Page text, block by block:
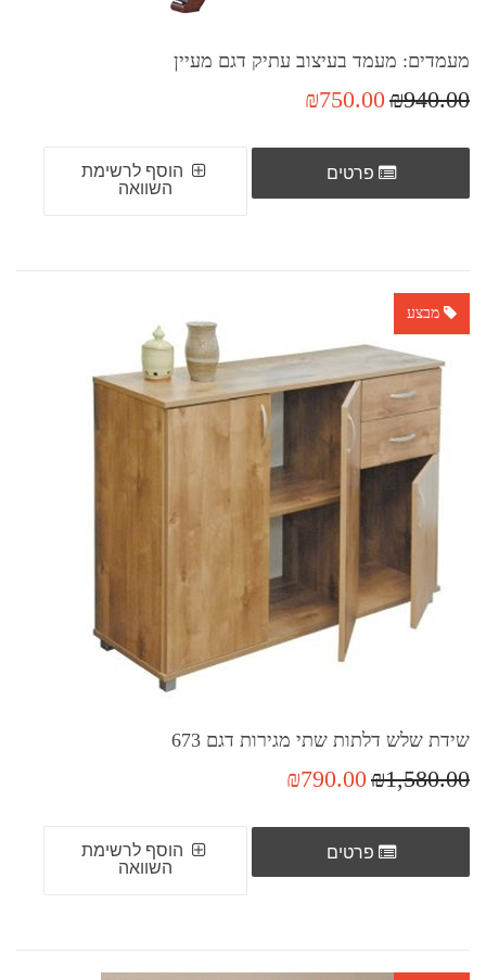
מעמדים: מעמד בעיצוב עתיק דגם מעיין
₪940.00
₪750.00
פרטים
הוסף לרשימת
השוואה
מבצע
שידת שלש דלתות שתי מגירות דגם 673
₪1,580.00
₪790.00
פרטים
הוסף לרשימת
השוואה